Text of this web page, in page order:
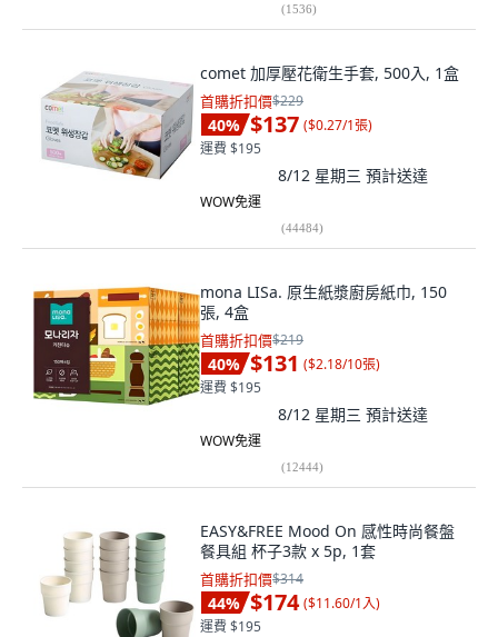
(1536)
comet 加厚壓花衛生手套, 500入, 1盒
首購折扣價$229
40% $137 ($0.27/1張)
運費 $195
8/12 星期三 預計送達
WOW免運
(44484)
mona LISa. 原生紙漿廚房紙巾, 150
張, 4盒
首購折扣價$219
40% $131 ($2.18/10張)
運費 $195
8/12 星期三 預計送達
WOW免運
(12444)
EASY&FREE Mood On 感性時尚餐盤
餐具組 杯子3款 x 5p, 1套
首購折扣價$314
44% $174 ($11.60/1入)
運費 $195